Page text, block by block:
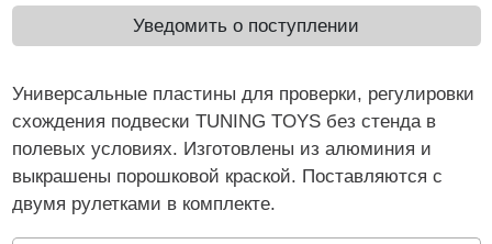
Уведомить о поступлении
Универсальные пластины для проверки, регулировки
схождения подвески TUNING TOYS без стенда в
полевых условиях. Изготовлены из алюминия и
выкрашены порошковой краской. Поставляются с
двумя рулетками в комплекте.